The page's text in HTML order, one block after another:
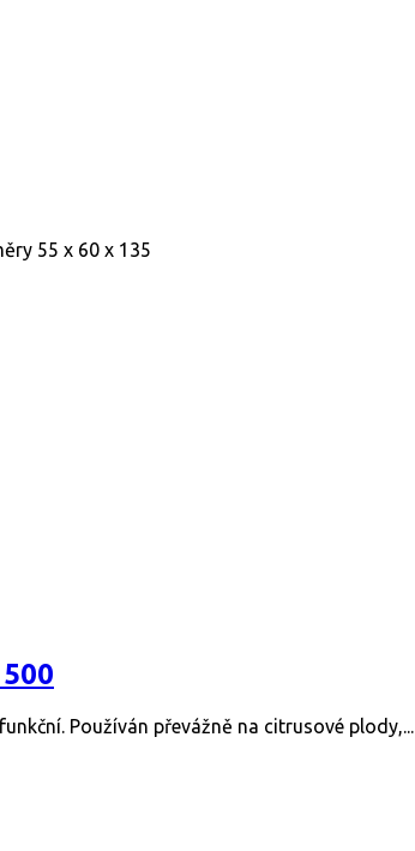
55 x 60 x 135
Používán převážně na citrusové plody,...